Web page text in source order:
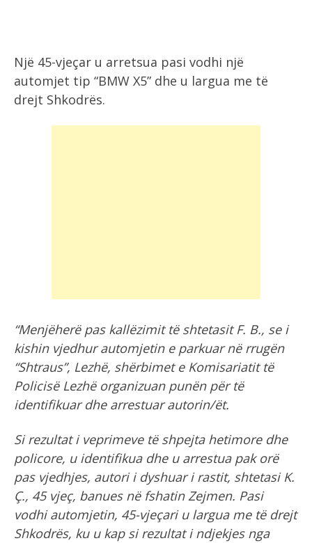
Një 45-vjeçar u arretsua pasi vodhi një
automjet tip “BMW X5” dhe u largua me të
drejt Shkodrës.
“Menjëherë pas kallëzimit të shtetasit F. B., se i
kishin vjedhur automjetin e parkuar në rrugën
“Shtraus”, Lezhë, shërbimet e Komisariatit të
Policisë Lezhë organizuan punën për të
identifikuar dhe arrestuar autorin/ët.
Si rezultat i veprimeve të shpejta hetimore dhe
policore, u identifikua dhe u arrestua pak orë
pas vjedhjes, autori i dyshuar i rastit, shtetasi K.
Ç., 45 vjeç, banues në fshatin Zejmen. Pasi
vodhi automjetin, 45-vjeçari u largua me të drejt
Shkodrës, ku u kap si rezultat i ndjekjes nga